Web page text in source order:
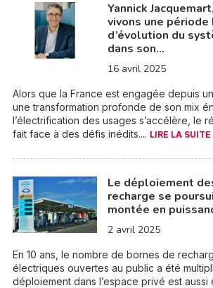
Yannick
vivons une
d’évolution du
dans son…
16 avril 2025
Alors que la France est engagée depuis
une transformation profonde de son mix
l’électrification des usages s’accélère, le
fait face à des défis inédits.... LIRE LA SUITE
Le déploiement
recharge se
montée en
2 avril 2025
En 10 ans, le nombre de bornes de
électriques ouvertes au public a été
déploiement dans l’espace privé est aussi